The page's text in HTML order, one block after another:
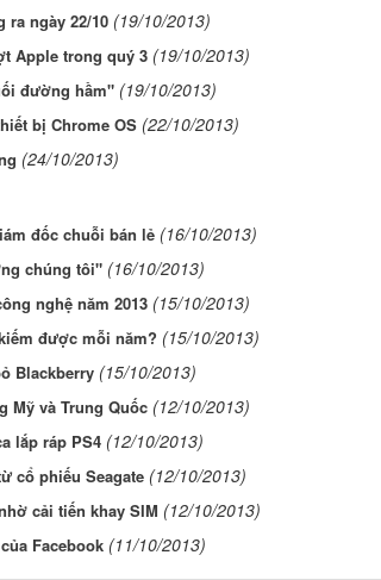
ra ngày 22/10 (19/10/2013)
Apple trong quý 3 (19/10/2013)
đường hầm" (19/10/2013)
bị Chrome OS (22/10/2013)
(24/10/2013)
đốc chuỗi bán lẻ (16/10/2013)
chúng tôi" (16/10/2013)
nghệ năm 2013 (15/10/2013)
được mỗi năm? (15/10/2013)
Blackberry (15/10/2013)
Mỹ và Trung Quốc (12/10/2013)
lắp ráp PS4 (12/10/2013)
cổ phiếu Seagate (12/10/2013)
cải tiến khay SIM (12/10/2013)
Facebook (11/10/2013)